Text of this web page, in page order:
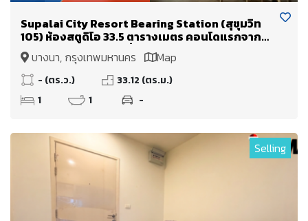
Supalai City Resort Bearing Station (สุขุมวิท
105) ห้องสตูดิโอ 33.5 ตารางเมตร คอนโดแรกจาก
ปากซอย!! ลงBTS แบริ่งถึงซอยเลย
บางนา, กรุงเทพมหานคร Map
- (ตร.ว.)
33.12 (ตร.ม.)
1
1 -
Selling